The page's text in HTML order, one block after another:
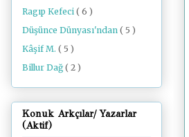
Ragıp Kefeci ( 6 )
Düşünce Dünyası'ndan ( 5 )
Kâşif M. ( 5 )
Billur Dağ ( 2 )
Konuk Arkçılar/ Yazarlar
(Aktif)